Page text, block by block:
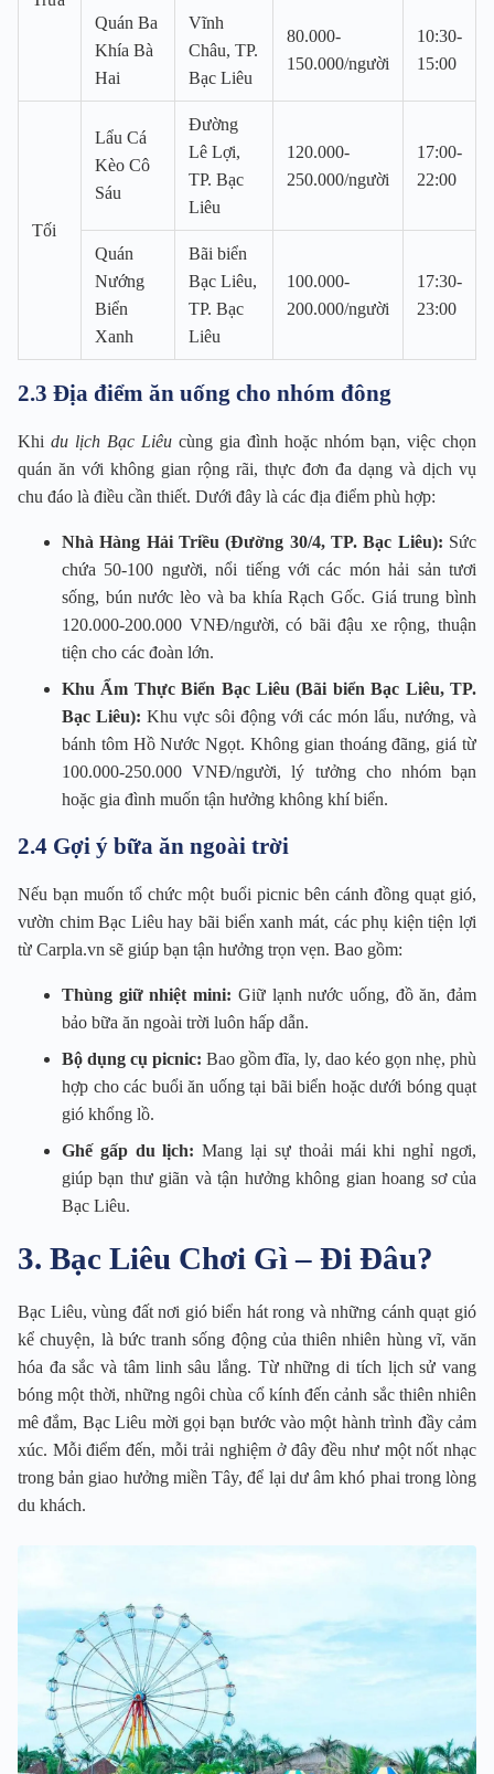
Quán Ba
Khía Bà
Hai
Vĩnh
Châu, TP.
Bạc Liêu
80.000-
150.000/người
10:30-
15:00
Tối
Lẩu Cá
Kèo Cô
Sáu
Đường
Lê Lợi,
TP. Bạc
Liêu
120.000-
250.000/người
17:00-
22:00
Quán
Nướng
Biển
Xanh
Bãi biển
Bạc Liêu,
TP. Bạc
Liêu
100.000-
200.000/người
17:30-
23:00
2.3 Địa điểm ăn uống cho nhóm đông
Khi du lịch Bạc Liêu cùng gia đình hoặc nhóm bạn, việc chọn
quán ăn với không gian rộng rãi, thực đơn đa dạng và dịch vụ
chu đáo là điều cần thiết. Dưới đây là các địa điểm phù hợp:
Nhà Hàng Hải Triều (Đường 30/4, TP. Bạc Liêu): Sức
chứa 50-100 người, nổi tiếng với các món hải sản tươi
sống, bún nước lèo và ba khía Rạch Gốc. Giá trung bình
120.000-200.000 VNĐ/người, có bãi đậu xe rộng, thuận
tiện cho các đoàn lớn.
Khu Ẩm Thực Biển Bạc Liêu (Bãi biển Bạc Liêu, TP.
Bạc Liêu): Khu vực sôi động với các món lẩu, nướng, và
bánh tôm Hồ Nước Ngọt. Không gian thoáng đãng, giá từ
100.000-250.000 VNĐ/người, lý tưởng cho nhóm bạn
hoặc gia đình muốn tận hưởng không khí biển.
2.4 Gợi ý bữa ăn ngoài trời
Nếu bạn muốn tổ chức một buổi picnic bên cánh đồng quạt gió,
vườn chim Bạc Liêu hay bãi biển xanh mát, các phụ kiện tiện lợi
từ Carpla.vn sẽ giúp bạn tận hưởng trọn vẹn. Bao gồm:
Thùng giữ nhiệt mini: Giữ lạnh nước uống, đồ ăn, đảm
bảo bữa ăn ngoài trời luôn hấp dẫn.
Bộ dụng cụ picnic: Bao gồm đĩa, ly, dao kéo gọn nhẹ, phù
hợp cho các buổi ăn uống tại bãi biển hoặc dưới bóng quạt
gió khổng lồ.
Ghế gấp du lịch: Mang lại sự thoải mái khi nghỉ ngơi,
giúp bạn thư giãn và tận hưởng không gian hoang sơ của
Bạc Liêu.
3. Bạc Liêu Chơi Gì – Đi Đâu?
Bạc Liêu, vùng đất nơi gió biển hát rong và những cánh quạt gió
kể chuyện, là bức tranh sống động của thiên nhiên hùng vĩ, văn
hóa đa sắc và tâm linh sâu lắng. Từ những di tích lịch sử vang
bóng một thời, những ngôi chùa cổ kính đến cảnh sắc thiên nhiên
mê đắm, Bạc Liêu mời gọi bạn bước vào một hành trình đầy cảm
xúc. Mỗi điểm đến, mỗi trải nghiệm ở đây đều như một nốt nhạc
trong bản giao hưởng miền Tây, để lại dư âm khó phai trong lòng
du khách.